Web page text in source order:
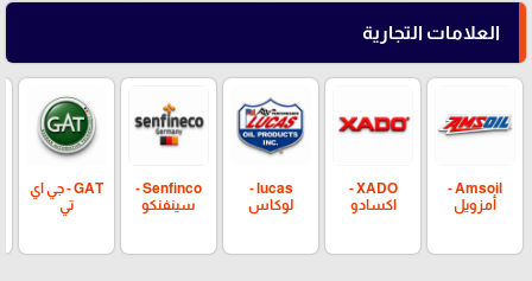
العلامات التجارية
Amsoil -
أمزويل
XADO -
اكسادو
lucas -
لوكاس
Senfinco -
سينفنكو
GAT - جي اي
تي